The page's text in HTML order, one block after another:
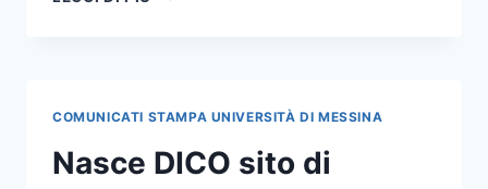
COMUNICATI STAMPA UNIVERSITÀ DI MESSINA
Nasce DICO sito di